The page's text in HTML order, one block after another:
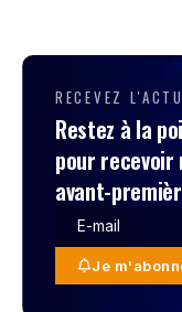
RECEVEZ
Restez à la
pour
avant-
Je